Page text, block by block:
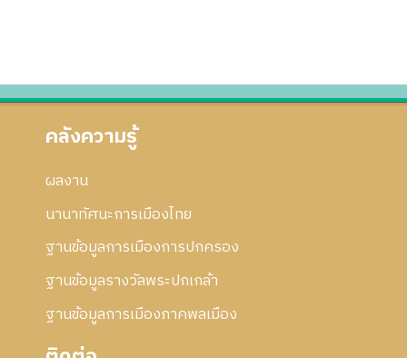
คลังความรู้
ผลงาน
นานาทัศนะการเมืองไทย
ฐานข้อมูลการเมืองการปกครอง
ฐานข้อมูลรางวัลพระปกเกล้า
ฐานข้อมูลการเมืองภาคพลเมือง